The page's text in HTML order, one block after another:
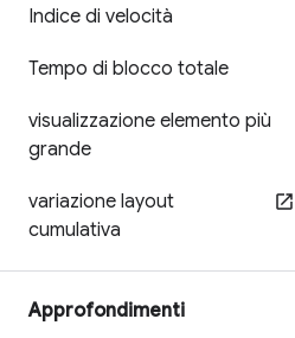
Indice di velocità
Tempo di blocco totale
visualizzazione elemento più
grande
variazione layout
cumulativa
Approfondimenti